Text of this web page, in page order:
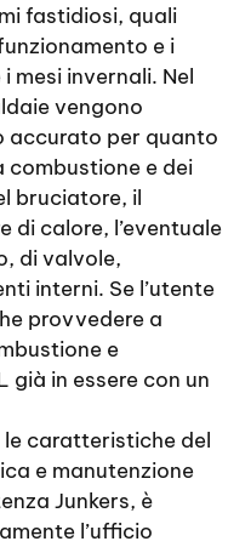
fastidiosi, quali
e i
mesi invernali. Nel
vengono
accurato per quanto
combustione e dei
bruciatore, il
di calore, l’eventuale
di valvole,
interni. Se l’utente
provvedere a
e
già in essere con un
caratteristiche del
e manutenzione
Junkers, è
l’ufficio